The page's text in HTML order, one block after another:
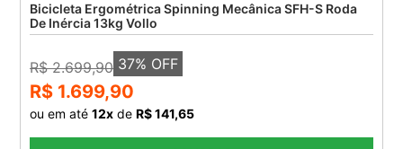
Bicicleta Ergométrica Spinning Mecânica SFH-S Roda
De Inércia 13kg Vollo
R$ 2.699,90 37% OFF
R$ 1.699,90
ou em até 12x de R$ 141,65